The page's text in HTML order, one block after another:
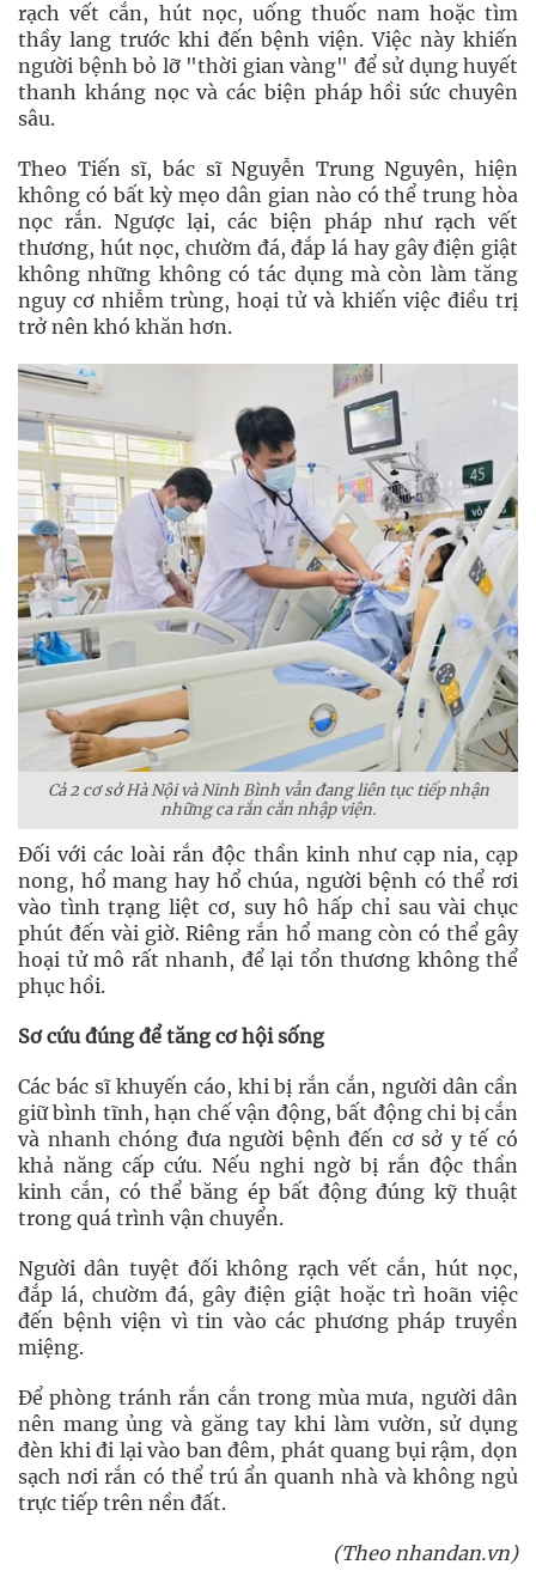
rạch vết cắn, hút nọc, uống thuốc nam hoặc tìm
thầy lang trước khi đến bệnh viện. Việc này khiến
người bệnh bỏ lỡ "thời gian vàng" để sử dụng huyết
thanh kháng nọc và các biện pháp hồi sức chuyên
sâu.
Theo Tiến sĩ, bác sĩ Nguyễn Trung Nguyên, hiện
không có bất kỳ mẹo dân gian nào có thể trung hòa
nọc rắn. Ngược lại, các biện pháp như rạch vết
thương, hút nọc, chườm đá, đắp lá hay gây điện giật
không những không có tác dụng mà còn làm tăng
nguy cơ nhiễm trùng, hoại tử và khiến việc điều trị
trở nên khó khăn hơn.
Cả 2 cơ sở Hà Nội và Ninh Bình vẫn đang liên tục tiếp nhận
những ca rắn cắn nhập viện.
Đối với các loài rắn độc thần kinh như cạp nia, cạp
nong, hổ mang hay hổ chúa, người bệnh có thể rơi
vào tình trạng liệt cơ, suy hô hấp chỉ sau vài chục
phút đến vài giờ. Riêng rắn hổ mang còn có thể gây
hoại tử mô rất nhanh, để lại tổn thương không thể
phục hồi.
Sơ cứu đúng để tăng cơ hội sống
Các bác sĩ khuyến cáo, khi bị rắn cắn, người dân cần
giữ bình tĩnh, hạn chế vận động, bất động chi bị cắn
và nhanh chóng đưa người bệnh đến cơ sở y tế có
khả năng cấp cứu. Nếu nghi ngờ bị rắn độc thần
kinh cắn, có thể băng ép bất động đúng kỹ thuật
trong quá trình vận chuyển.
Người dân tuyệt đối không rạch vết cắn, hút nọc,
đắp lá, chườm đá, gây điện giật hoặc trì hoãn việc
đến bệnh viện vì tin vào các phương pháp truyền
miệng.
Để phòng tránh rắn cắn trong mùa mưa, người dân
nên mang ủng và găng tay khi làm vườn, sử dụng
đèn khi đi lại vào ban đêm, phát quang bụi rậm, dọn
sạch nơi rắn có thể trú ẩn quanh nhà và không ngủ
trực tiếp trên nền đất.
(Theo nhandan.vn)